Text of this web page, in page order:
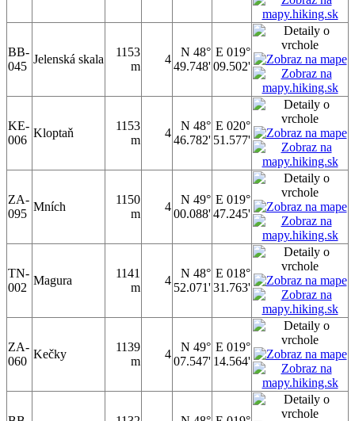
BB-
045
Jelenská skala
1153
m
4
N 48°
49.748'
E 019°
09.502'
KE-
006
Kloptaň
1153
m
4
N 48°
46.782'
E 020°
51.577'
ZA-
095
Mních
1150
m
4
N 49°
00.088'
E 019°
47.245'
TN-
002
Magura
1141
m
4
N 48°
52.071'
E 018°
31.763'
ZA-
060
Kečky
1139
m
4
N 49°
07.547'
E 019°
14.564'